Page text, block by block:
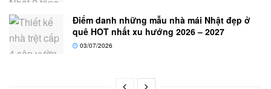
Điểm danh những mẫu nhà mái Nhật đẹp ở
quê HOT nhất xu hướng 2026 – 2027
03/07/2026